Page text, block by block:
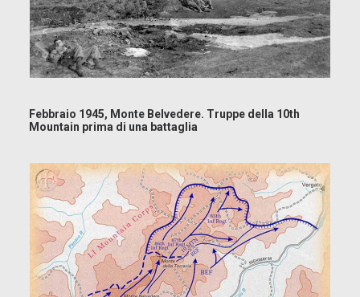
Febbraio 1945, Monte Belvedere. Truppe della 10th
Mountain prima di una battaglia